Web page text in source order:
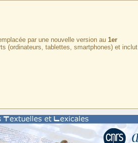
par une nouvelle version au 1er
(ordinateurs, tablettes, smartphones) et inclut